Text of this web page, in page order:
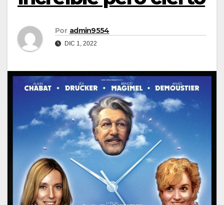
Por admin9554
DIC 1, 2022